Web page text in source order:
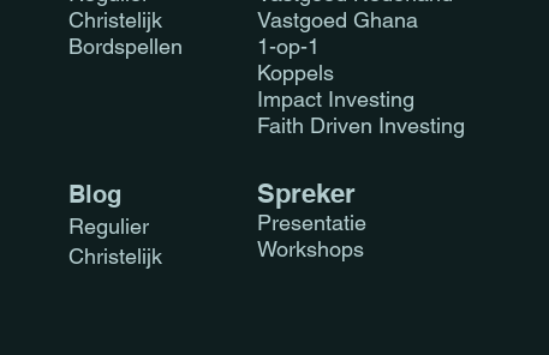
Christelijk
Bordspellen
Vastgoed Ghana
1-op-1
Koppels
Impact Investing
Faith Driven Investing
Spreker
Presentatie
Workshops
Blog
Regulier
Christelijk